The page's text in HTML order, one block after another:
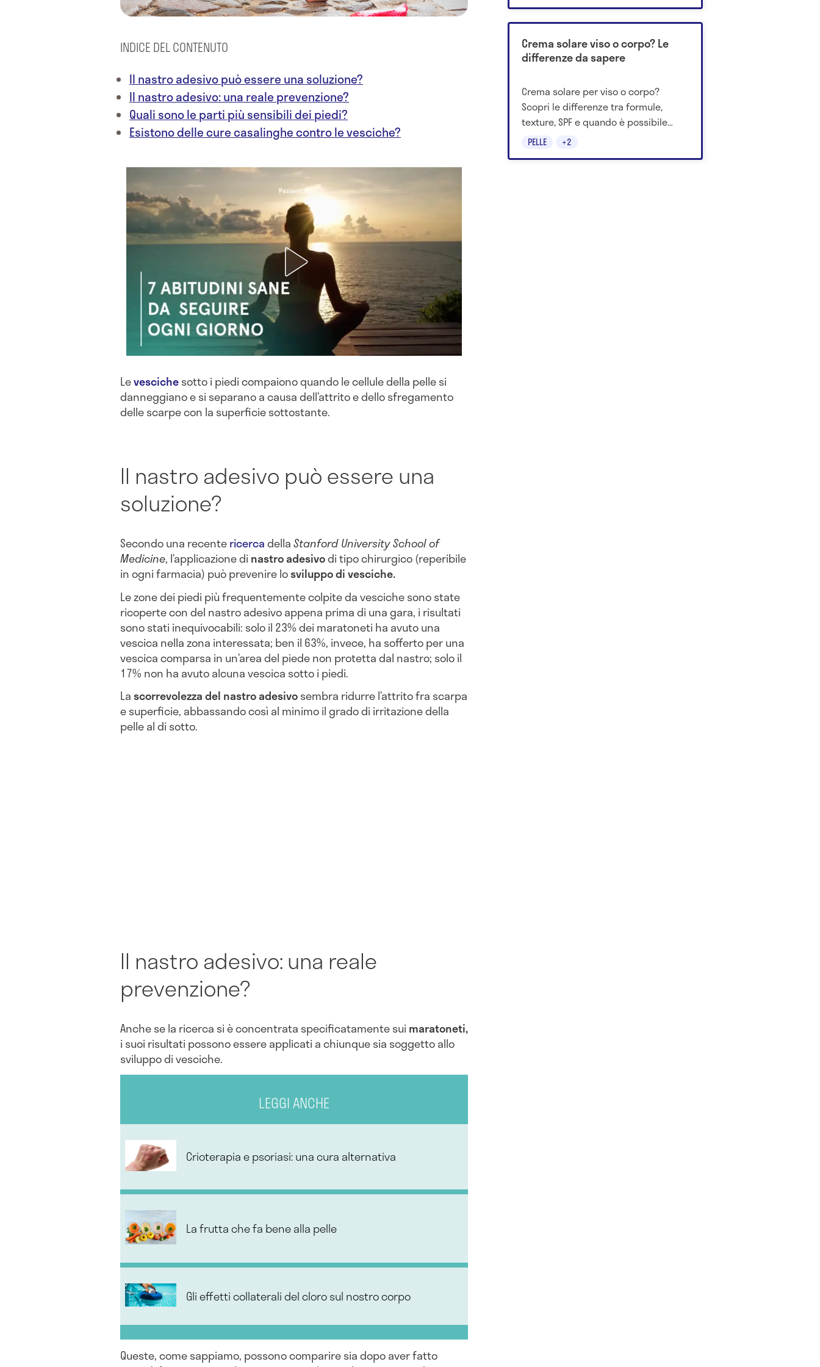
INDICE DEL CONTENUTO
Il nastro adesivo può essere una soluzione?
Il nastro adesivo: una reale prevenzione?
Quali sono le parti più sensibili dei piedi?
Esistono delle cure casalinghe contro le vesciche?
Levescichesotto i piedi compaiono quando le cellule della pelle si
danneggiano e si separano a causa dell’attrito e dello sfregamento
delle scarpe con la superficie sottostante.
Il nastro adesivo può essere una
soluzione?
Secondo una recentericercadellaStanford University School of
Medicine, l’applicazione di nastro adesivodi tipo chirurgico (reperibile
in ogni farmacia) può prevenire losviluppo di vesciche.
Le zone dei piedi più frequentemente colpite da vesciche sono state
ricoperte con del nastro adesivo appena prima di una gara, i risultati
sono stati inequivocabili: solo il 23% dei maratoneti ha avuto una
vescica nella zona interessata; ben il 63%, invece, ha sofferto per una
vescica comparsa in un’area del piede non protetta dal nastro; solo il
17% non ha avuto alcuna vescica sotto i piedi.
Lascorrevolezza del nastro adesivosembra ridurre l’attrito fra scarpa
e superficie, abbassando così al minimo il grado di irritazione della
pelle al di sotto.
Il nastro adesivo: una reale
prevenzione?
Anche se la ricerca si è concentrata specificatamente sui maratoneti,
i suoi risultati possono essere applicati a chiunque sia soggetto allo
sviluppo di vesciche.
LEGGI ANCHE
Crioterapia e psoriasi: una cura alternativa
La frutta che fa bene alla pelle
Gli effetti collaterali del cloro sul nostro corpo
Queste, come sappiamo, possono comparire sia dopo aver fatto
PELLE +2
Crema solare viso o corpo? Le
differenze da sapere
Crema solare per viso o corpo?
Scopri le differenze tra formule,
texture, SPF e quando è possibile
usare lo stesso prodotto su